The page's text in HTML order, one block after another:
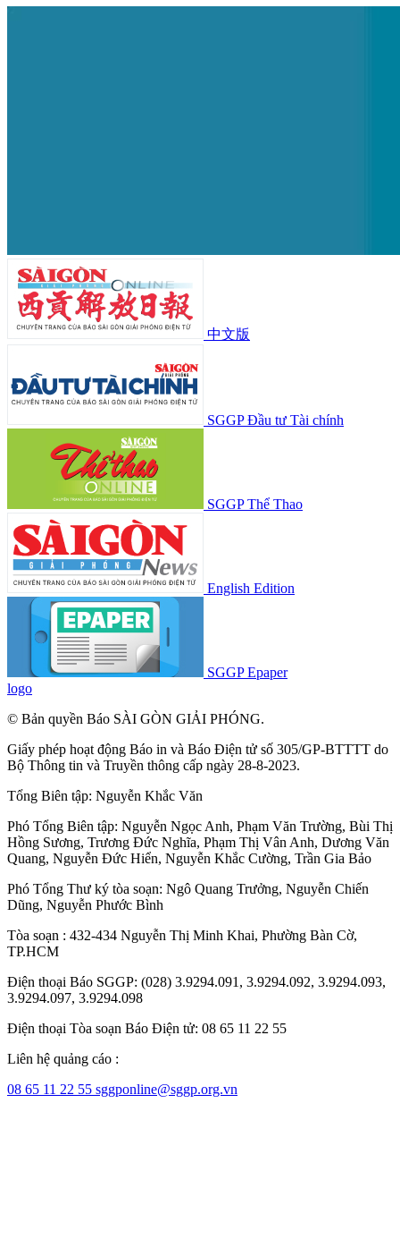
中文版
SGGP Đầu tư Tài chính
SGGP Thể Thao
English Edition
SGGP Epaper
logo
© Bản quyền Báo SÀI GÒN GIẢI PHÓNG.
Giấy phép hoạt động Báo in và Báo Điện tử số 305/GP-BTTTT do
Bộ Thông tin và Truyền thông cấp ngày 28-8-2023.
Tổng Biên tập: Nguyễn Khắc Văn
Phó Tổng Biên tập: Nguyễn Ngọc Anh, Phạm Văn Trường, Bùi Thị
Hồng Sương, Trương Đức Nghĩa, Phạm Thị Vân Anh, Dương Văn
Quang, Nguyễn Đức Hiển, Nguyễn Khắc Cường, Trần Gia Bảo
Phó Tổng Thư ký tòa soạn: Ngô Quang Trưởng, Nguyễn Chiến
Dũng, Nguyễn Phước Bình
Tòa soạn : 432-434 Nguyễn Thị Minh Khai, Phường Bàn Cờ,
TP.HCM
Điện thoại Báo SGGP: (028) 3.9294.091, 3.9294.092, 3.9294.093,
3.9294.097, 3.9294.098
Điện thoại Tòa soạn Báo Điện tử: 08 65 11 22 55
Liên hệ quảng cáo :
08 65 11 22 55 sggponline@sggp.org.vn